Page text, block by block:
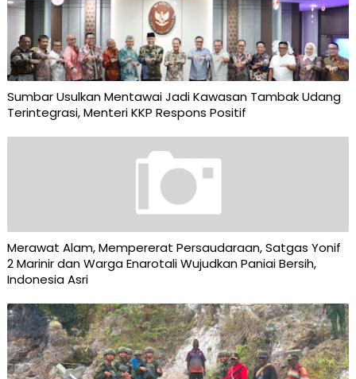
Sumbar Usulkan Mentawai Jadi Kawasan Tambak Udang
Terintegrasi, Menteri KKP Respons Positif
Merawat Alam, Mempererat Persaudaraan, Satgas Yonif
2 Marinir dan Warga Enarotali Wujudkan Paniai Bersih,
Indonesia Asri